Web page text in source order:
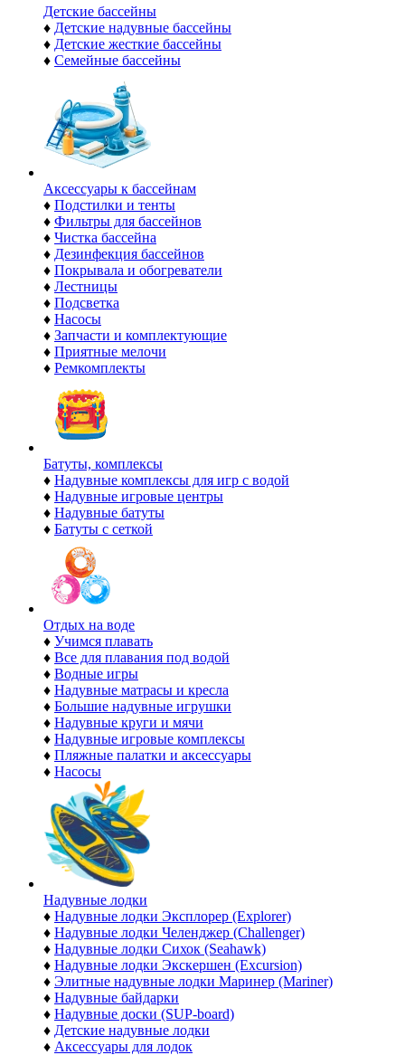
Детские бассейны
♦ Детские надувные бассейны
♦ Детские жесткие бассейны
♦ Семейные бассейны
Аксессуары к бассейнам
♦ Подстилки и тенты
♦ Фильтры для бассейнов
♦ Чистка бассейна
♦ Дезинфекция бассейнов
♦ Покрывала и обогреватели
♦ Лестницы
♦ Подсветка
♦ Насосы
♦ Запчасти и комплектующие
♦ Приятные мелочи
♦ Ремкомплекты
Батуты, комплексы
♦ Надувные комплексы для игр с водой
♦ Надувные игровые центры
♦ Надувные батуты
♦ Батуты с сеткой
Отдых на воде
♦ Учимся плавать
♦ Все для плавания под водой
♦ Водные игры
♦ Надувные матрасы и кресла
♦ Большие надувные игрушки
♦ Надувные круги и мячи
♦ Надувные игровые комплексы
♦ Пляжные палатки и аксессуары
♦ Насосы
Надувные лодки
♦ Надувные лодки Эксплорер (Explorer)
♦ Надувные лодки Челенджер (Challenger)
♦ Надувные лодки Сихок (Seahawk)
♦ Надувные лодки Экскершен (Excursion)
♦ Элитные надувные лодки Маринер (Mariner)
♦ Надувные байдарки
♦ Надувные доски (SUP-board)
♦ Детские надувные лодки
♦ Аксессуары для лодок